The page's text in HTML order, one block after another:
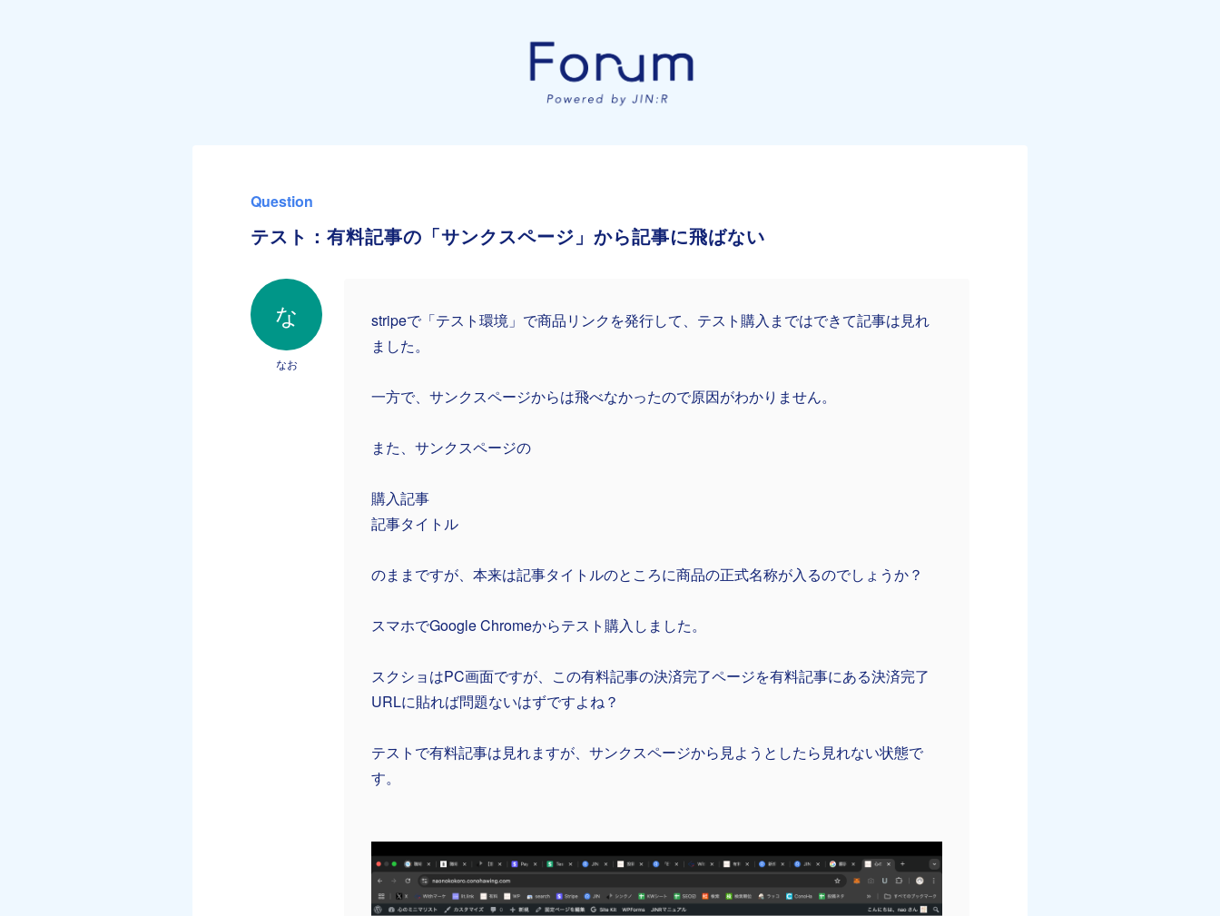
Question
テスト：有料記事の「サンクスページ」から記事に飛ばない
な
なお
stripeで「テスト環境」で商品リンクを発行して、テスト購入まではできて記事は見れ
ました。
一方で、サンクスページからは飛べなかったので原因がわかりません。
また、サンクスページの
購入記事
記事タイトル
のままですが、本来は記事タイトルのところに商品の正式名称が入るのでしょうか？
スマホでGoogle Chromeからテスト購入しました。
スクショはPC画面ですが、この有料記事の決済完了ページを有料記事にある決済完了
URLに貼れば問題ないはずですよね？
テストで有料記事は見れますが、サンクスページから見ようとしたら見れない状態で
す。